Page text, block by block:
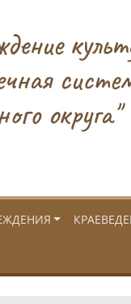
округа"